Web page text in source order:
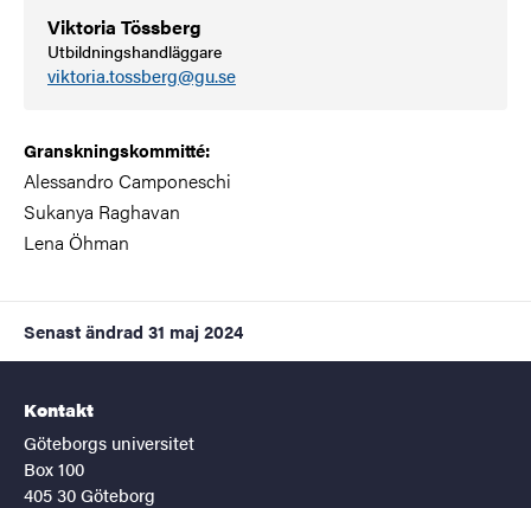
Viktoria Tössberg
Utbildningshandläggare
viktoria.tossberg@gu.se
Granskningskommitté:
Alessandro Camponeschi
Sukanya Raghavan
Lena Öhman
Senast ändrad 31 maj 2024
Kontakt
Göteborgs universitet
Box 100
405 30 Göteborg